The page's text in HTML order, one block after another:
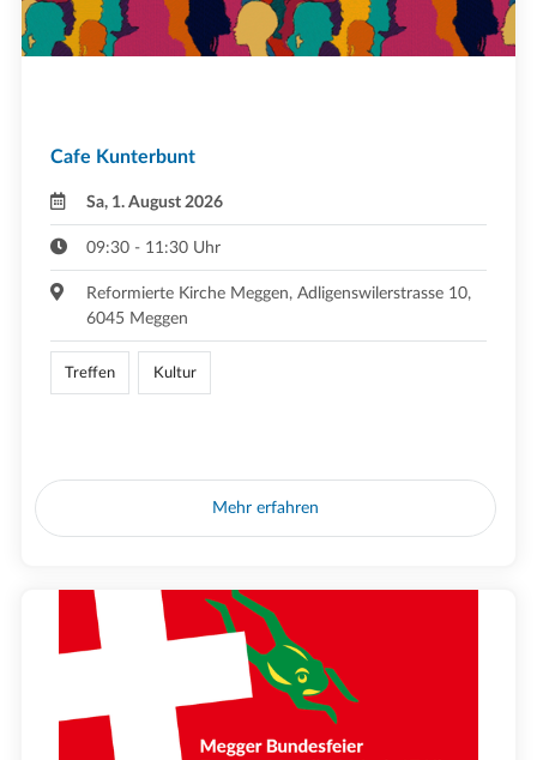
Cafe Kunterbunt
Sa, 1. August 2026
09:30 - 11:30 Uhr
Reformierte Kirche Meggen, Adligenswilerstrasse 10,
6045 Meggen
Treffen Kultur
Mehr erfahren